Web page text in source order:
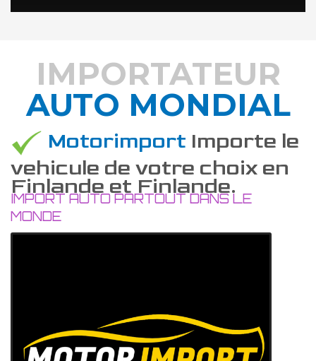
DÉCOUVREZ COMMENT
IMPORTATEUR
AUTO MONDIAL
Motorimport Importe le
vehicule de votre choix en
Finlande et Finlande.
IMPORT AUTO PARTOUT DANS LE
MONDE